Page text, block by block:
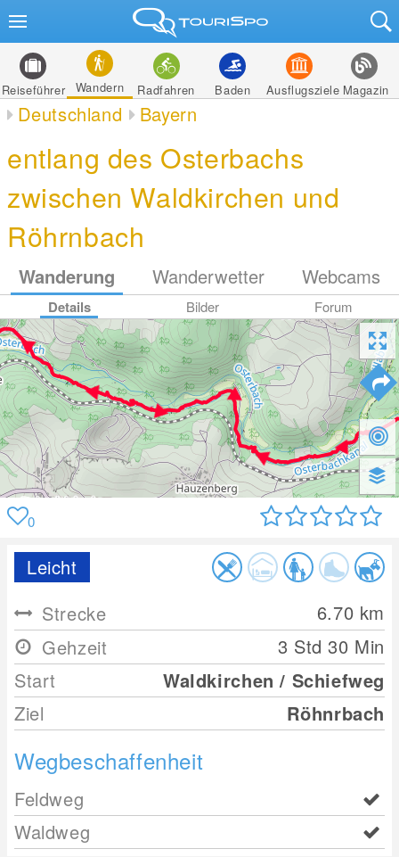
Reiseführer Wandern Radfahren Baden Ausflugsziele Magazin
Deutschland Bayern
entlang des Osterbachs
zwischen Waldkirchen und
Röhrnbach
Wanderung Wanderwetter Webcams
Details Bilder Forum
0
Leicht
Strecke
6.70 km
Gehzeit
3 Std 30 Min
Start
Waldkirchen / Schiefweg
Ziel
Röhnrbach
Wegbeschaffenheit
Feldweg
Waldweg